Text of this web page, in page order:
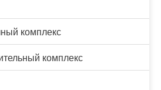
комплекс
комплекс